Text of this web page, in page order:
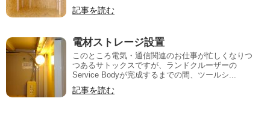
記事を読む
電材ストレージ設置
このところ電気・通信関連のお仕事が忙しくなりつ
つあるサトックスですが、ランドクルーザーの
Service Bodyが完成するまでの間、ツールシ...
記事を読む